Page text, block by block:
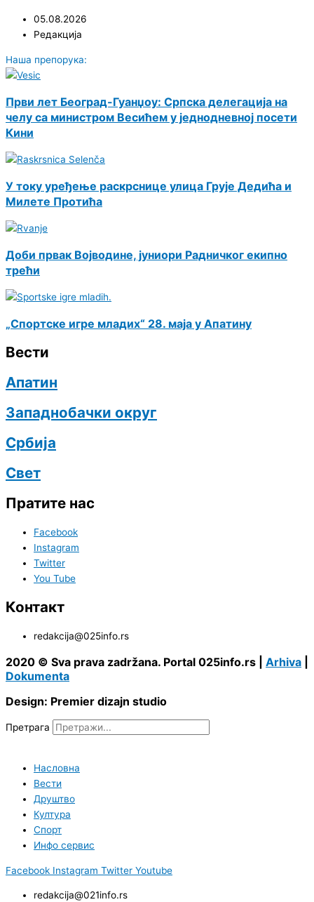
05.08.2026
Редакција
Наша препорука:
Први лет Београд-Гуанџоу: Српска делегација на
челу са министром Весићем у једнодневној посети
Кини
У току уређење раскрснице улица Грује Дедића и
Милете Протића
Доби првак Војводине, јуниори Радничког екипно
трећи
„Спортске игре младих“ 28. маја у Апатину
Вести
Апатин
Западнобачки округ
Србија
Свет
Пратите нас
Facebook
Instagram
Twitter
You Tube
Контакт
redakcija@025info.rs
2020 © Sva prava zadržana. Portal 025info.rs | Arhiva
Dokumenta
Design: Premier dizajn studio
Претрага
Насловна
Вести
Друштво
Култура
Спорт
Инфо сервис
Facebook Instagram Twitter Youtube
redakcija@021info.rs